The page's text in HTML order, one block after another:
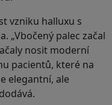
vzniku halluxu s
„Vbočený palec začal
nosit moderní
pacientů, které na
elegantní, ale